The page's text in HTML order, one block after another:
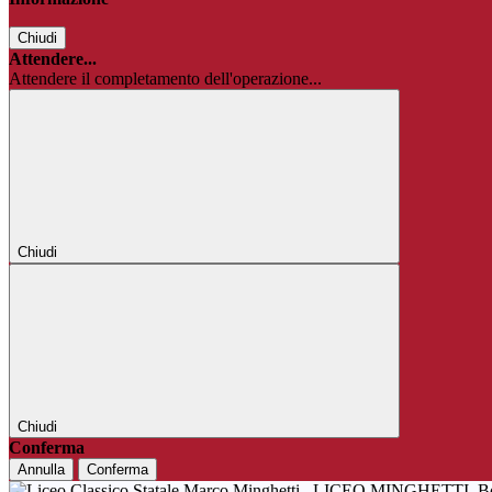
Chiudi
Attendere...
Attendere il completamento dell'operazione...
Chiudi
Chiudi
Conferma
Annulla Conferma